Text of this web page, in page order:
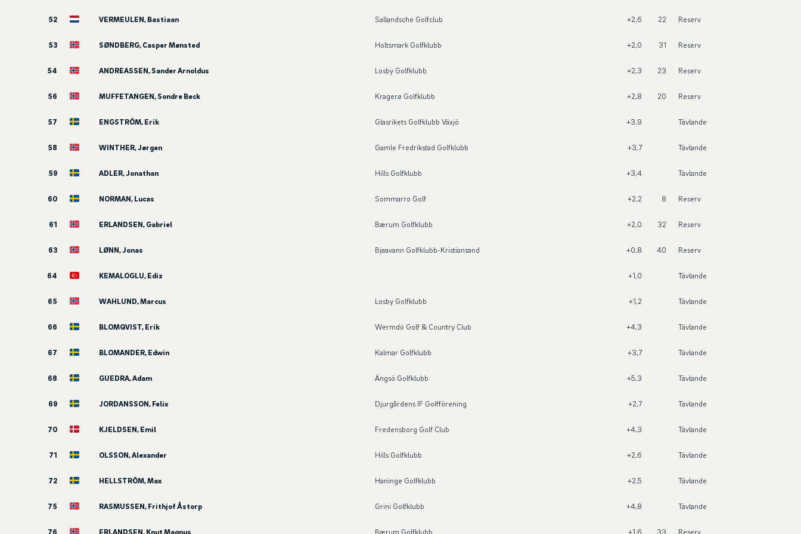
52 VERMEULEN, Bastiaan Sallandsche Golfclub +2,6 22 Reserv
53 SØNDBERG, Casper Mønsted Holtsmark Golfklubb +2,0 31 Reserv
54 ANDREASSEN, Sander Arnoldus Losby Golfklubb +2,3 23 Reserv
56 MUFFETANGEN, Sondre Beck Kragerø Golfklubb +2,8 20 Reserv
57 ENGSTRÖM, Erik Glasrikets Golfklubb Växjö +3,9 Tävlande
58 WINTHER, Jørgen Gamle Fredrikstad Golfklubb +3,7 Tävlande
59 ADLER, Jonathan Hills Golfklubb +3,4 Tävlande
60 NORMAN, Lucas Sommarro Golf +2,2 8 Reserv
61 ERLANDSEN, Gabriel Bærum Golfklubb +2,0 32 Reserv
63 LØNN, Jonas Bjaavann Golfklubb-Kristiansand +0,8 40 Reserv
64 KEMALOGLU, Ediz +1,0 Tävlande
65 WAHLUND, Marcus Losby Golfklubb +1,2 Tävlande
66 BLOMQVIST, Erik Wermdö Golf & Country Club +4,3 Tävlande
67 BLOMANDER, Edwin Kalmar Golfklubb +3,7 Tävlande
68 GUEDRA, Adam Ängsö Golfklubb +5,3 Tävlande
69 JORDANSSON, Felix Djurgårdens IF Golfförening +2,7 Tävlande
70 KJELDSEN, Emil Fredensborg Golf Club +4,3 Tävlande
71 OLSSON, Alexander Hills Golfklubb +2,6 Tävlande
72 HELLSTRÖM, Max Haninge Golfklubb +2,5 Tävlande
75 RASMUSSEN, Frithjof Åstorp Grini Golfklubb +4,8 Tävlande
76 ERLANDSEN, Knut Magnus Bærum Golfklubb +1,6 33 Reserv